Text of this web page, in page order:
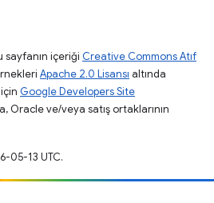
sayfanın içeriği Creative Commons Atıf
Apache 2.0 Lisansı altında
için Google Developers Site
Oracle ve/veya satış ortaklarının
05-13 UTC.